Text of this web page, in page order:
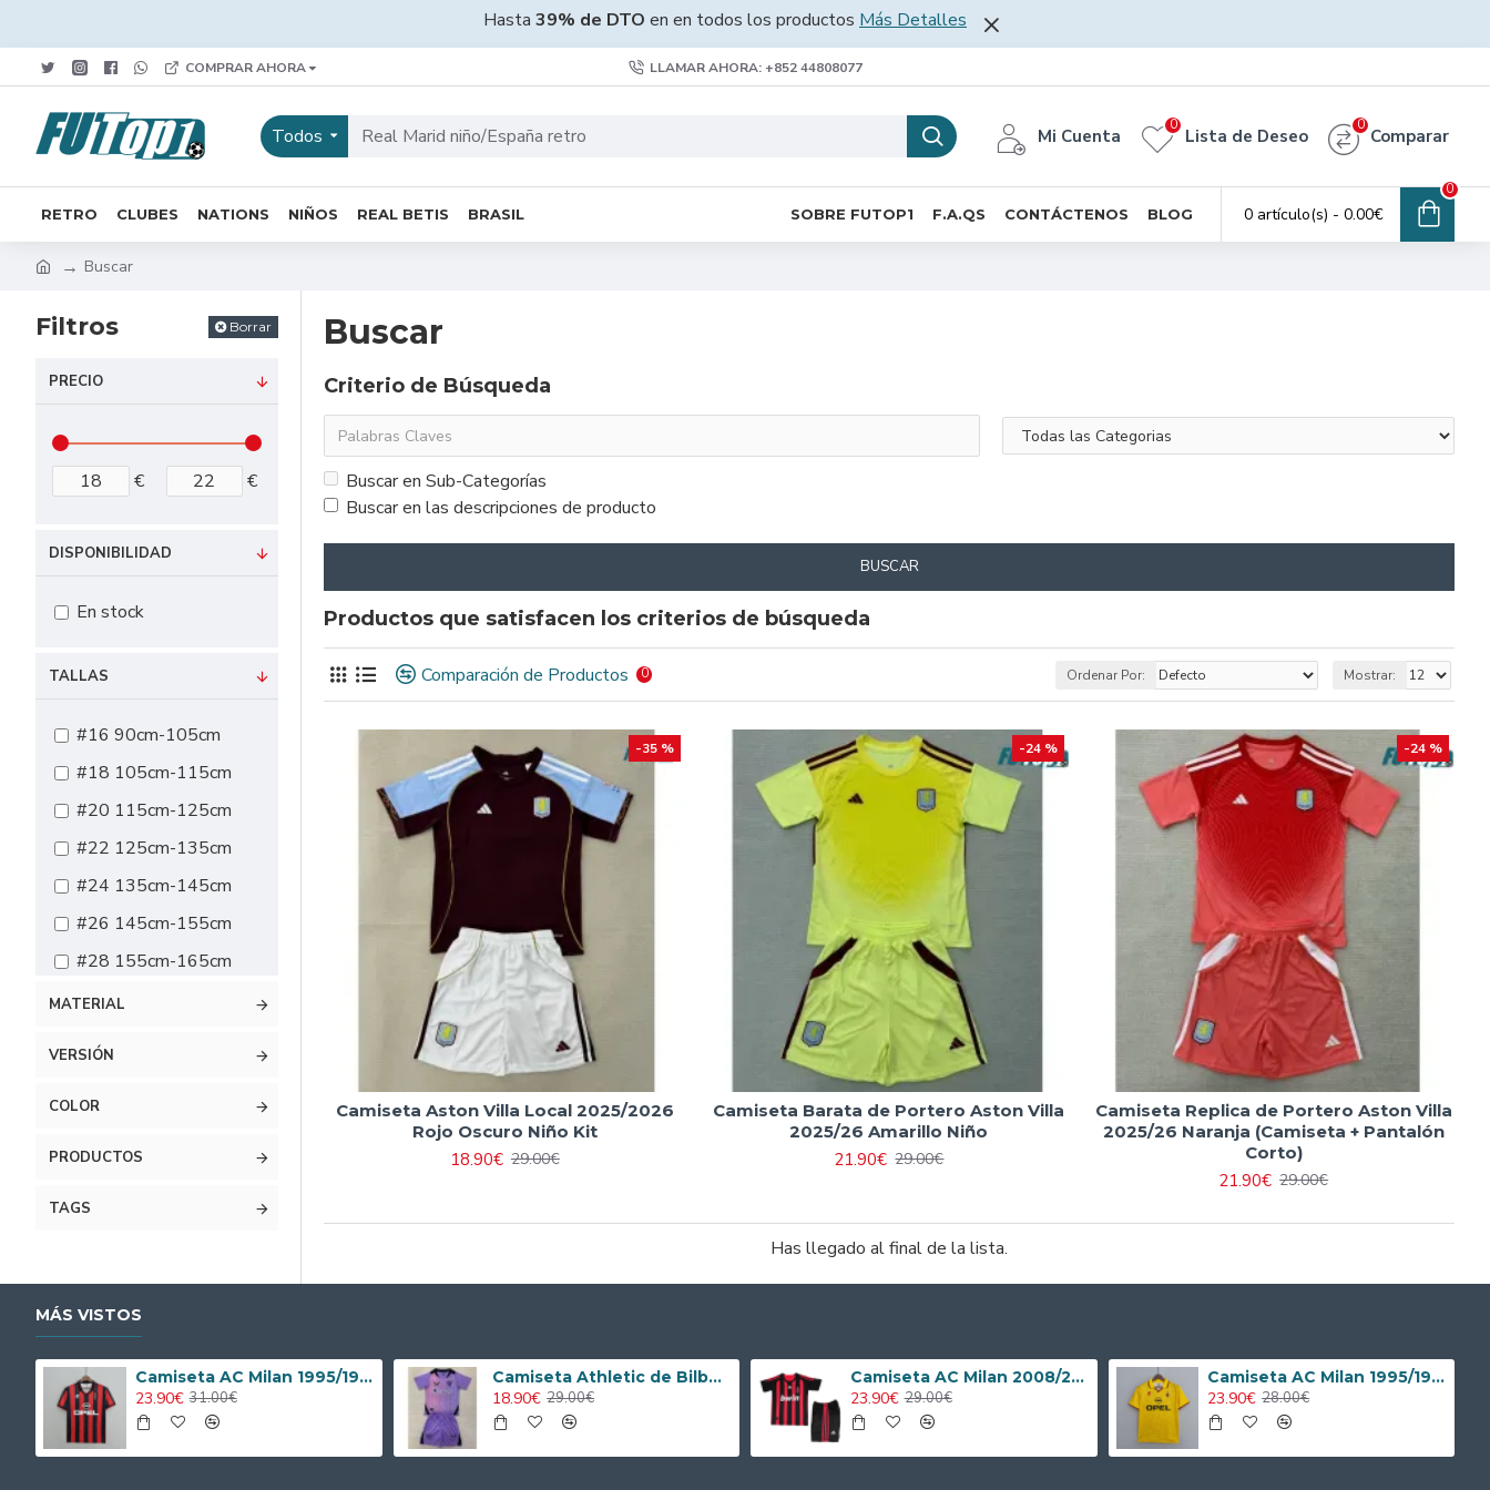
Hasta 39% de DTO en en todos los productos Más Detalles
COMPRAR AHORA LLAMAR AHORA: +852 44808077
Todos Mi Cuenta Lista de Deseo
0
Comparar
0
RETRO CLUBES NATIONS NIÑOS REAL BETIS BRASIL SOBRE FUTOP1 F.A.QS CONTÁCTENOS BLOG 0 artículo(s) - 0.00€
0
Buscar
Filtros Borrar
PRECIO
€ €
MATERIAL
VERSIÓN
COLOR
PRODUCTOS
TALLAS
#16 90cm-105cm
#18 105cm-115cm
#20 115cm-125cm
#22 125cm-135cm
#24 135cm-145cm
#26 145cm-155cm
#28 155cm-165cm
TAGS
DISPONIBILIDAD
En stock
Buscar
Criterio de Búsqueda
Buscar en Sub-Categorías
Buscar en las descripciones de producto
BUSCAR
Productos que satisfacen los criterios de búsqueda
Comparación de Productos 0 Ordenar Por: Mostrar:
-35 %
Camiseta Aston Villa Local 2025/2026
Rojo Oscuro Niño Kit
18.90€ 29.00€
-24 %
Camiseta Barata de Portero Aston Villa
2025/26 Amarillo Niño
21.90€ 29.00€
-24 %
Camiseta Replica de Portero Aston Villa
2025/26 Naranja (Camiseta + Pantalón
Corto)
21.90€ 29.00€
Has llegado al final de la lista.
MÁS VISTOS
Camiseta AC Milan 1995/1996 Local Retro
23.90€ 31.00€
Camiseta Athletic de Bilbao 2024/2025 Alternativo Niño Kit
18.90€ 29.00€
Camiseta AC Milan 2008/2009 Local Retro Niño Kit
23.90€ 29.00€
Camiseta AC Milan 1995/1996 Alternativo Retro
23.90€ 28.00€